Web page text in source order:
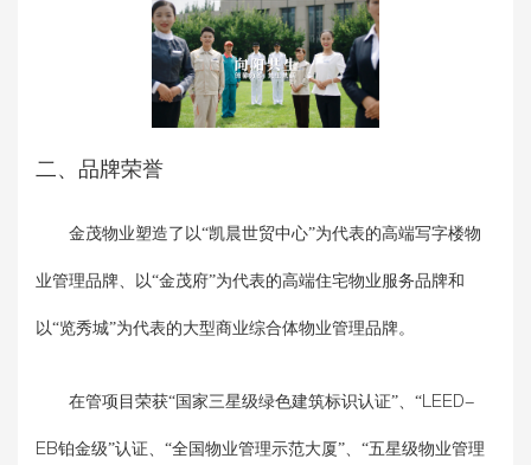
二、品牌荣誉
金茂物业塑造了以“凯晨世贸中心”为代表的高端写字楼物
业管理品牌、以“金茂府”为代表的高端住宅物业服务品牌和
以“览秀城”为代表的大型商业综合体物业管理品牌。
在管项目荣获“国家三星级绿色建筑标识认证”、“LEED-
EB铂金级”认证、“全国物业管理示范大厦”、“五星级物业管理